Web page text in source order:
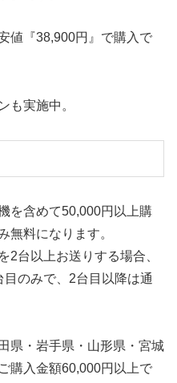
値『38,900円』で購入で
も実施中。
を含めて50,000円以上購
無料になります。
台以上お送りする場合、
のみで、2台目以降は通
県・岩手県・山形県・宮城
購入金額60,000円以上で